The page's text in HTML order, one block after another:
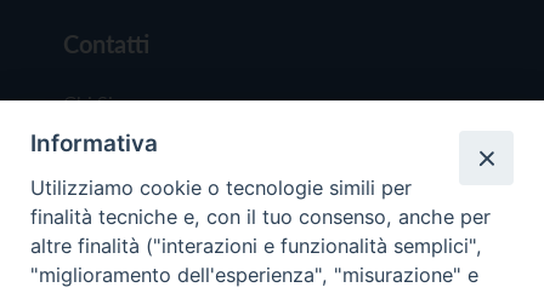
Contatti
Chi Siamo
Redazione
Scrivici
Informativa
Utilizziamo cookie o tecnologie simili per
finalità tecniche e, con il tuo consenso, anche per
altre finalità ("interazioni e funzionalità semplici",
"miglioramento dell'esperienza", "misurazione" e